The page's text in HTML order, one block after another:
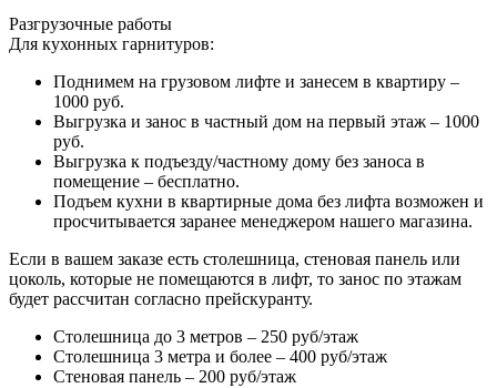
Разгрузочные работы
Для кухонных гарнитуров:
Поднимем на грузовом лифте и занесем в квартиру –
1000 руб.
Выгрузка и занос в частный дом на первый этаж – 1000
руб.
Выгрузка к подъезду/частному дому без заноса в
помещение – бесплатно.
Подъем кухни в квартирные дома без лифта возможен и
просчитывается заранее менеджером нашего магазина.
Если в вашем заказе есть столешница, стеновая панель или
цоколь, которые не помещаются в лифт, то занос по этажам
будет рассчитан согласно прейскуранту.
Столешница до 3 метров – 250 руб/этаж
Столешница 3 метра и более – 400 руб/этаж
Стеновая панель – 200 руб/этаж